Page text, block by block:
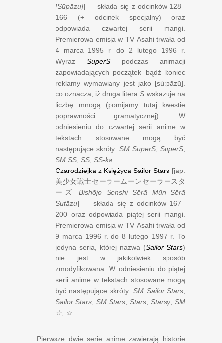
[Sūpāzu]] — składa się z odcinków 128–
166 (+ odcinek specjalny) oraz
odpowiada czwartej serii mangi.
Premierowa emisja w TV Asahi trwała od
4 marca 1995 r.
do 2 lutego 1996 r.
Wyraz SuperS podczas animacji
zapowiadających początek bądź koniec
reklamy wymawiany jest jako [súːpāzŭ]
co oznacza, iż druga litera S wskazuje na
liczbę mnogą (pomijamy tutaj kwestie
poprawności gramatycznej). W
odniesieniu do czwartej serii anime w
tekstach stosowane mogą być
następujące skróty: SM SuperS SuperS
SM SS SS SS-ka
Czarodziejka z Księżyca Sailor Stars [jap.
美少女戦士セーラームーンセーラースタ
ーズ
Bishōjo Senshi Sērā Mūn Sērā
Sutāzu] — składa się z odcinków 167–
200 oraz odpowiada piątej serii mangi.
Premierowa emisja w TV Asahi trwała od
9 marca 1996 r. do 8 lutego 1997 r.
To
jedyna seria, której nazwa (Sailor Stars)
nie jest w jakikolwiek sposób
zmodyfikowana. W odniesieniu do piątej
serii anime w tekstach stosowane mogą
być następujące skróty: SM Sailor Stars
Sailor Stars SM Stars Stars Starsy, SM
☆
☆
Pierwsze dwie serie anime zawierają historie